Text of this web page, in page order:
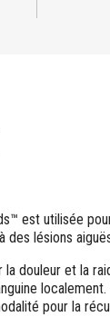
est utilisée
lésions
la douleur et la
pour la